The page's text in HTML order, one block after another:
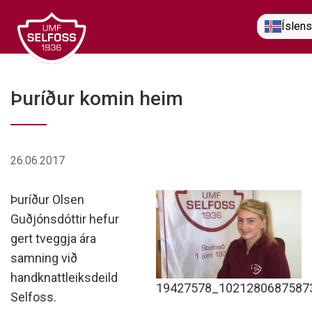
efni
Þuríður komin heim
26.06.2017
Þuríður Olsen
Guðjónsdóttir hefur
gert tveggja ára
samning við
handknattleiksdeild
Selfoss.